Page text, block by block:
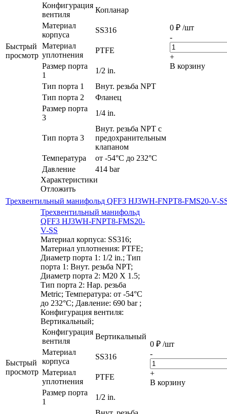
Быстрый
просмотр
Конфигурация
вентиля
Копланар
Материал
корпуса
SS316
Материал
уплотнения
PTFE
Размер порта
1
1/2 in.
Тип порта 1
Внут. резьба NPT
Тип порта 2
Фланец
Размер порта
3
1/4 in.
Тип порта 3
Внут. резьба NPT c
предохранительным
клапаном
Температура
от -54°C до 232°C
Давление
414 bar
Характеристики
Отложить
0 ₽ /шт
-
+
В корзину
Трехвентильный манифольд QFF3 HJ3WH-FNPT8-FMS20-V-
Быстрый
просмотр
Трехвентильный манифольд
QFF3 HJ3WH-FNPT8-FMS20-
V-SS
Материал корпуса: SS316;
Материал уплотнения: PTFE;
Диаметр порта 1: 1/2 in.; Тип
порта 1: Внут. резьба NPT;
Диаметр порта 2: M20 X 1.5;
Тип порта 2: Нар. резьба
Metric; Температура: от -54°C
до 232°C; Давление: 690 bar ;
Конфигурация вентиля:
Вертикальный;
Конфигурация
вентиля
Вертикальный
Материал
корпуса
SS316
Материал
уплотнения
PTFE
Размер порта
1
1/2 in.
0 ₽ /шт
-
+
В корзину